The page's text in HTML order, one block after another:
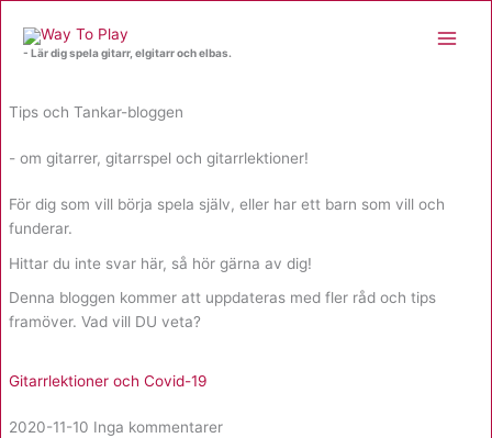
innehåll
- Lär dig spela gitarr, elgitarr och elbas.
Tips och Tankar-bloggen
- om gitarrer, gitarrspel och gitarrlektioner!
För dig som vill börja spela själv, eller har ett barn som vill och
funderar.
Hittar du inte svar här, så hör gärna av dig!
Denna bloggen kommer att uppdateras med fler råd och tips
framöver. Vad vill DU veta?
Gitarrlektioner och Covid-19
2020-11-10 Inga kommentarer